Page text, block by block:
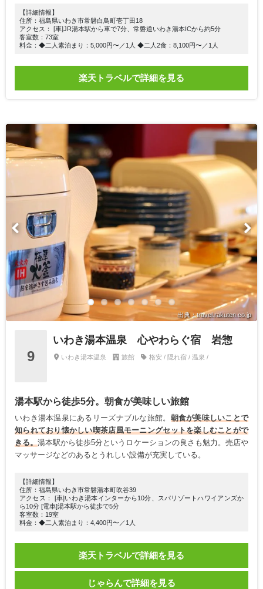
【詳細情報】
住所：福島県いわき市常磐白鳥町壱丁田18
アクセス： [車]JR湯本駅から車で7分、常磐道いわき湯本ICから約5分
客室数：73室
料金：◆二人素泊まり：5,000円〜／1人 ◆二人2食：8,100円〜／1人
楽天トラベルで詳細を見る
出典：travel.rakuten.co.jp
9
いわき湯本温泉 心やわらぐ宿 岩惣
いわき湯本温泉 旅館 格安 / 隠れ宿 / 温泉 /
湯本駅から徒歩5分。朝食が美味しい旅館
いわき湯本温泉にあるリーズナブルな旅館。 朝食が美味しいことで
知られており懐かしい喫茶店風モーニングセットを楽しむことがで
きる。湯本駅から徒歩5分というロケーションの良さも魅力。売店や
マッサージなどのあるとうれしい設備が充実している。
【詳細情報】
住所：福島県いわき市常磐湯本町吹谷39
アクセス： [車]いわき湯本インターから10分、スパリゾートハワイアンズか
ら10分 [電車]湯本駅から徒歩で5分
客室数：19室
料金：◆二人素泊まり：4,400円〜／1人
楽天トラベルで詳細を見る
じゃらんで詳細を見る